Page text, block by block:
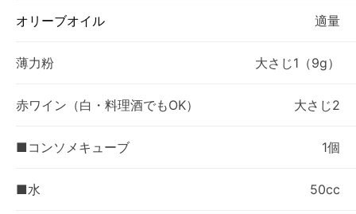
オリーブオイル 適量
薄力粉 大さじ1（9g）
赤ワイン（白・料理酒でもOK） 大さじ2
■コンソメキューブ 1個
■水 50cc